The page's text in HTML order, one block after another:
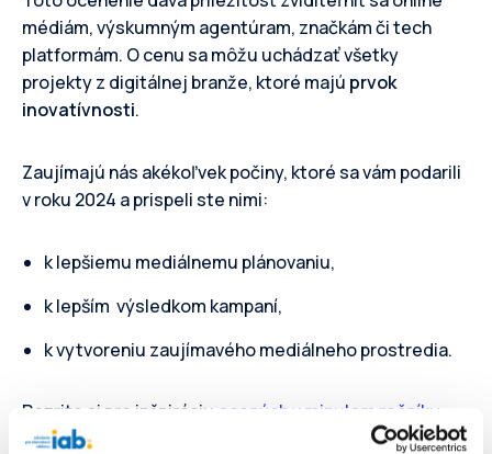
médiám, výskumným agentúram, značkám či tech
platformám. O cenu sa môžu uchádzať všetky
projekty z digitálnej branže, ktoré majú prvok
inovatívnosti.
Zaujímajú nás akékoľvek počiny, ktoré sa vám podarili
v roku 2024 a prispeli ste nimi:
k lepšiemu mediálnemu plánovaniu,
k lepším výsledkom kampaní,
k vytvoreniu zaujímavého mediálneho prostredia.
Pozrite si pre inšpiráciu ocených v minulom ročníku